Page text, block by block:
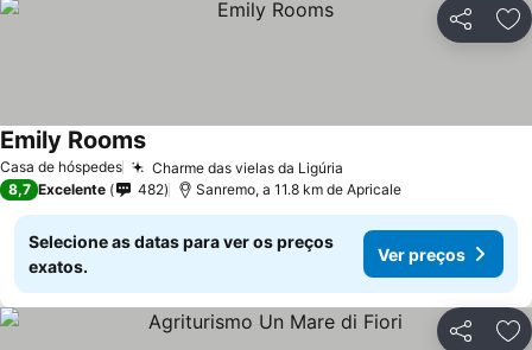
Partilhar
Casa de hóspedes Charme das vielas da Ligúria
Emily Rooms
8,7 Excelente 482 Sanremo, a 11.8 km de Apricale
Selecione as datas para ver os preços
exatos.
Ver preços
Partilhar